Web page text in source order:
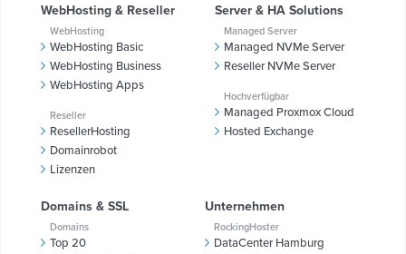
WebHosting & Reseller
WebHosting
WebHosting Basic
WebHosting Business
WebHosting Apps
Reseller
ResellerHosting
Domainrobot
Lizenzen
Server & HA Solutions
Managed Server
Managed NVMe Server
Reseller NVMe Server
Hochverfügbar
Managed Proxmox Cloud
Hosted Exchange
Domains & SSL
Domains
Top 20
Unternehmen
RockingHoster
DataCenter Hamburg